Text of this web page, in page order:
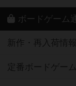
ボードゲーム
新作・再入荷情報
定番ボードゲー